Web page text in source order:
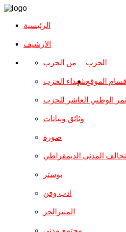
الرئيسية
الارشیف
الحزب من الحزب
شهداء الحزب
الوطني العاشر للحزب
وثائق وبيانات
اقسام الموقع
صورة
المدني الديمقراطي
بوستر
ادب وفن
المنبرالحر
مجتمع مدني